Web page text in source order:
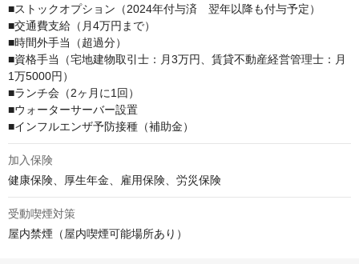
■ストックオプション（2024年付与済　翌年以降も付与予定）
■交通費支給（月4万円まで）
■時間外手当（超過分）
■資格手当（宅地建物取引士：月3万円、賃貸不動産経営管理士：月
1万5000円）
■ランチ会（2ヶ月に1回）
■ウォーターサーバー設置
■インフルエンザ予防接種（補助金）
加入保険
健康保険、厚生年金、雇用保険、労災保険
受動喫煙対策
屋内禁煙（屋内喫煙可能場所あり）